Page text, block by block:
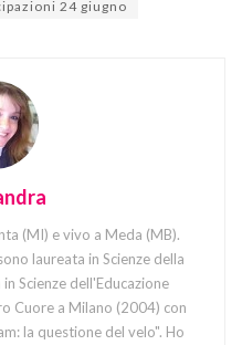
24 giugno
(MI) e vivo a Meda (MB).
laureata in Scienze della
Scienze dell'Educazione
Cuore a Milano (2004) con
la questione del velo". Ho